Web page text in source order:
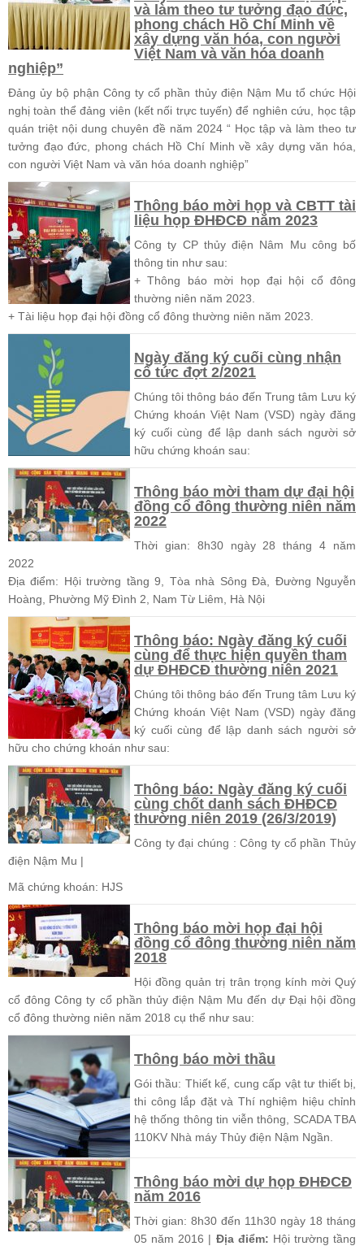
và làm theo tư tưởng đạo đức,
phong chách Hồ Chí Minh về
xây dựng văn hóa, con người
Việt Nam và văn hóa doanh
nghiệp”
Đảng ủy bộ phận Công ty cổ phần thủy điện Nậm Mu tổ chức Hội
nghị toàn thể đảng viên (kết nối trực tuyến) để nghiên cứu, học tập
quán triệt nội dung chuyên đề năm 2024 “ Học tập và làm theo tư
tưởng đạo đức, phong chách Hồ Chí Minh về xây dựng văn hóa,
con người Việt Nam và văn hóa doanh nghiệp”
Thông báo mời họp và CBTT tài
liệu họp ĐHĐCĐ năm 2023
Công ty CP thủy điện Nâm Mu công bố
thông tin như sau:
+ Thông báo mời họp đại hội cổ đông
thường niên năm 2023.
+ Tài liệu họp đại hội đồng cổ đông thường niên năm 2023.
Ngày đăng ký cuối cùng nhận
cổ tức đợt 2/2021
Chúng tôi thông báo đến Trung tâm Lưu ký
Chứng khoán Việt Nam (VSD) ngày đăng
ký cuối cùng để lập danh sách người sở
hữu chứng khoán sau:
Thông báo mời tham dự đại hội
đồng cổ đông thường niên năm
2022
Thời gian: 8h30 ngày 28 tháng 4 năm
2022
Địa điểm: Hội trường tầng 9, Tòa nhà Sông Đà, Đường Nguyễn
Hoàng, Phường Mỹ Đình 2, Nam Từ Liêm, Hà Nội
Thông báo: Ngày đăng ký cuối
cùng để thực hiện quyền tham
dự ĐHĐCĐ thường niên 2021
Chúng tôi thông báo đến Trung tâm Lưu ký
Chứng khoán Việt Nam (VSD) ngày đăng
ký cuối cùng để lập danh sách người sở
hữu cho chứng khoán như sau:
Thông báo: Ngày đăng ký cuối
cùng chốt danh sách ĐHĐCĐ
thường niên 2019 (26/3/2019)
Công ty đại chúng : Công ty cổ phần Thủy
điện Nậm Mu |
Mã chứng khoán: HJS
Thông báo mời họp đại hội
đồng cổ đông thường niên năm
2018
Hội đồng quản trị trân trọng kính mời Quý
cổ đông Công ty cổ phần thủy điện Nậm Mu đến dự Đại hội đồng
cổ đông thường niên năm 2018 cụ thể như sau:
Thông báo mời thầu
Gói thầu: Thiết kế, cung cấp vật tư thiết bị,
thi công lắp đặt và Thí nghiệm hiệu chỉnh
hệ thống thông tin viễn thông, SCADA TBA
110KV Nhà máy Thủy điện Nậm Ngần.
Thông báo mời dự họp ĐHĐCĐ
năm 2016
Thời gian: 8h30 đến 11h30 ngày 18 tháng
05 năm 2016 | Địa điểm: Hội trường tầng